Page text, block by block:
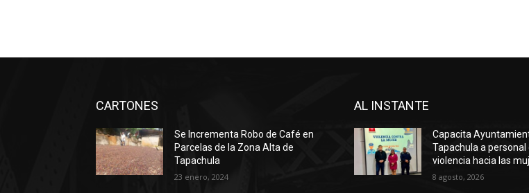
CARTONES
Se Incrementa Robo de Café en
Parcelas de la Zona Alta de
Tapachula
23 enero, 2024
AL INSTANTE
Capacita
Tapachula a personal
violencia hacia las
8 agosto, 2026